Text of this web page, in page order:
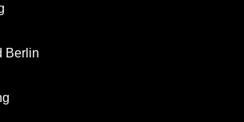
Berlin